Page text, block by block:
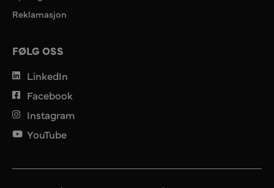
Reklamasjon
FØLG OSS
LinkedIn
Facebook
Instagram
YouTube